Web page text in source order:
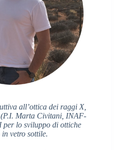
all’ottica dei raggi X,
Marta Civitani, INAF-
per lo sviluppo di ottiche
vetro sottile.